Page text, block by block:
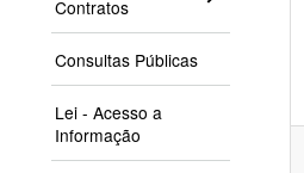
Contratos
Consultas Públicas
Lei - Acesso a
Informação